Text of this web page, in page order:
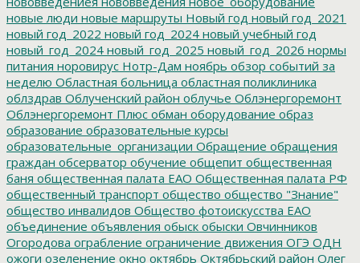
новые люди новые маршруты Новый год новый год_2021
новый год_2022 новый год_2024 новый учебный год
новый_год_2024 новый_год_2025 новый_год_2026 нормы
питания норовирус Нотр-Дам ноябрь обзор событий за
неделю Областная больница областная поликлиника
облздрав Облученский район облучье Облэнергоремонт
Облэнергоремонт Плюс обман оборудование образ
образование образовательные курсы
образовательные_организации Обращение обращения
граждан обсерватор обучение общепит общественная
баня общественная палата ЕАО Общественная палата РФ
общественный транспорт общество общество "Знание"
общество инвалидов Общество фотоискусства ЕАО
объединение объявления обыск обыски Овчинников
Огородова ограбление ограничение движения ОГЭ ОДН
ожоги озеленение окно октябрь Октябрьский район Олег